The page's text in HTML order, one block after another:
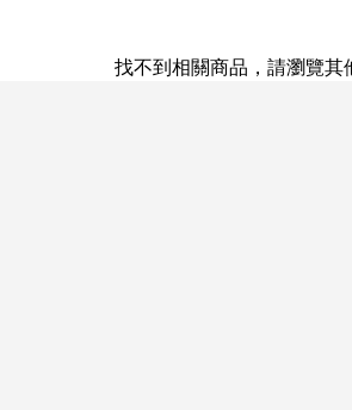
找不到相關商品，請瀏覽其